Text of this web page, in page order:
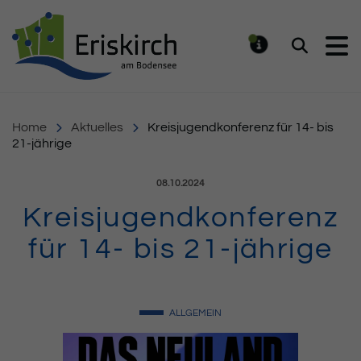
Suchen
Home Aktuelles
Kreisjugendkonferenz für 14- bis
21-jährige
Veröffentlicht am:
08.10.2024
Kreisjugendkonferenz
für 14- bis 21-jährige
ALLGEMEIN